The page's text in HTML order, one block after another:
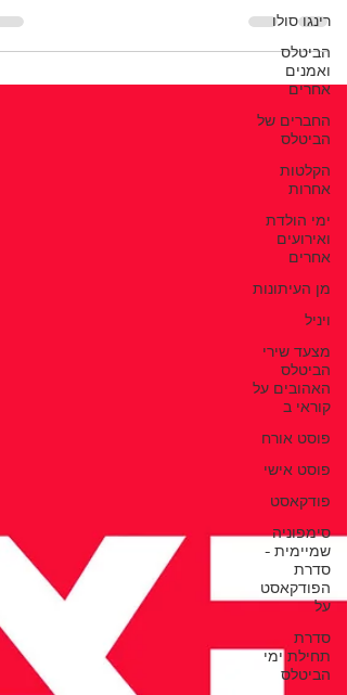
רינגו סולו
הביטלס
ואמנים
אחרים
החברים של
הביטלס
הקלטות
אחרות
ימי הולדת
ואירועים
אחרים
מן העיתונות
ויניל
מצעד שירי
הביטלס
האהובים על
קוראי ב
פוסט אורח
פוסט אישי
פודקאסט
סימפוניה
שמיימית -
סדרת
הפודקאסט
על
סדרת
תחילת ימי
הביטלס
שלהם. הוא נכתב בסוף שנות ה 50, עבר איתם...